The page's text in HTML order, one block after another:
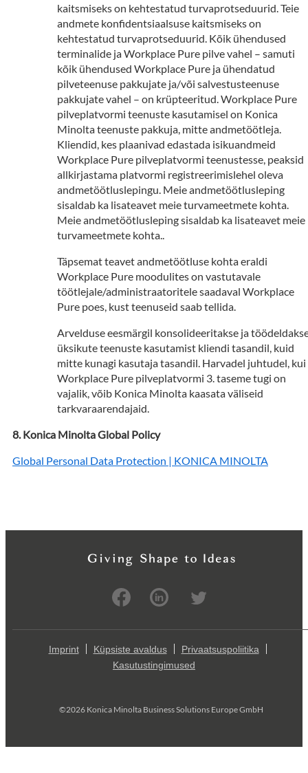
kaitsmiseks on kehtestatud turvaprotseduurid. Teie
andmete konfidentsiaalsuse kaitsmiseks on
kehtestatud turvaprotseduurid. Kõik ühendused
terminalide ja Workplace Pure pilve vahel – samuti
kõik ühendused Workplace Pure ja ühendatud
pilveteenuse pakkujate ja/või salvestusteenuse
pakkujate vahel – on krüpteeritud. Workplace Pure
pilveplatvormi teenuste kasutamisel on Konica
Minolta teenuste pakkuja, mitte andmetöötleja.
Kliendid, kes plaanivad edastada isikuandmeid
Workplace Pure pilveplatvormi teenustesse, peaksid
allkirjastama platvormi registreerimislehel oleva
andmetöötluslepingu. Meie andmetöötlusleping
sisaldab ka lisateavet meie turvameetmete kohta.
Meie andmetöötlusleping sisaldab ka lisateavet meie
turvameetmete kohta..
Täpsemat teavet andmetöötluse kohta eraldi
Workplace Pure moodulites on vastutavale
töötlejale/administraatoritele saadaval Workplace
Pure poes, kust teenuseid saab tellida.
Arvelduse eesmärgil konsolideeritakse ja
üksikute teenuste kasutamist kliendi tasandil, kuid
mitte kunagi kasutaja tasandil. Harvadel juhtudel, kui
Workplace Pure pilveplatvormi 3. taseme tugi on
vajalik, võib Konica Minolta kaasata väliseid
tarkvaraarendajaid.
Konica Minolta Global Policy
Global Personal Data Protection | KONICA MINOLTA
Imprint Küpsiste avaldus
Privaatsuspoliitika
Kasutustingimused
©2026 Konica Minolta Business Solutions Europe GmbH